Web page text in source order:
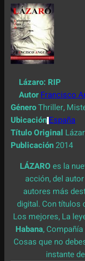
Lázaro: RIP
Autor Francisco
GéneroThriller,
UbicaciónEspaña
Título Original
Publicación 2014
LÁZARO es la
acción, del autor
autores más
digital. Con títulos
Los mejores, La
Habana,
Cosas que no
instante